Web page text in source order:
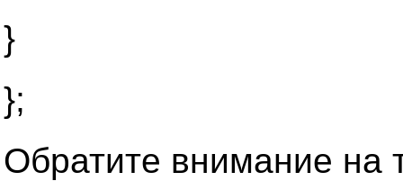
}
};
Обратите внимание на